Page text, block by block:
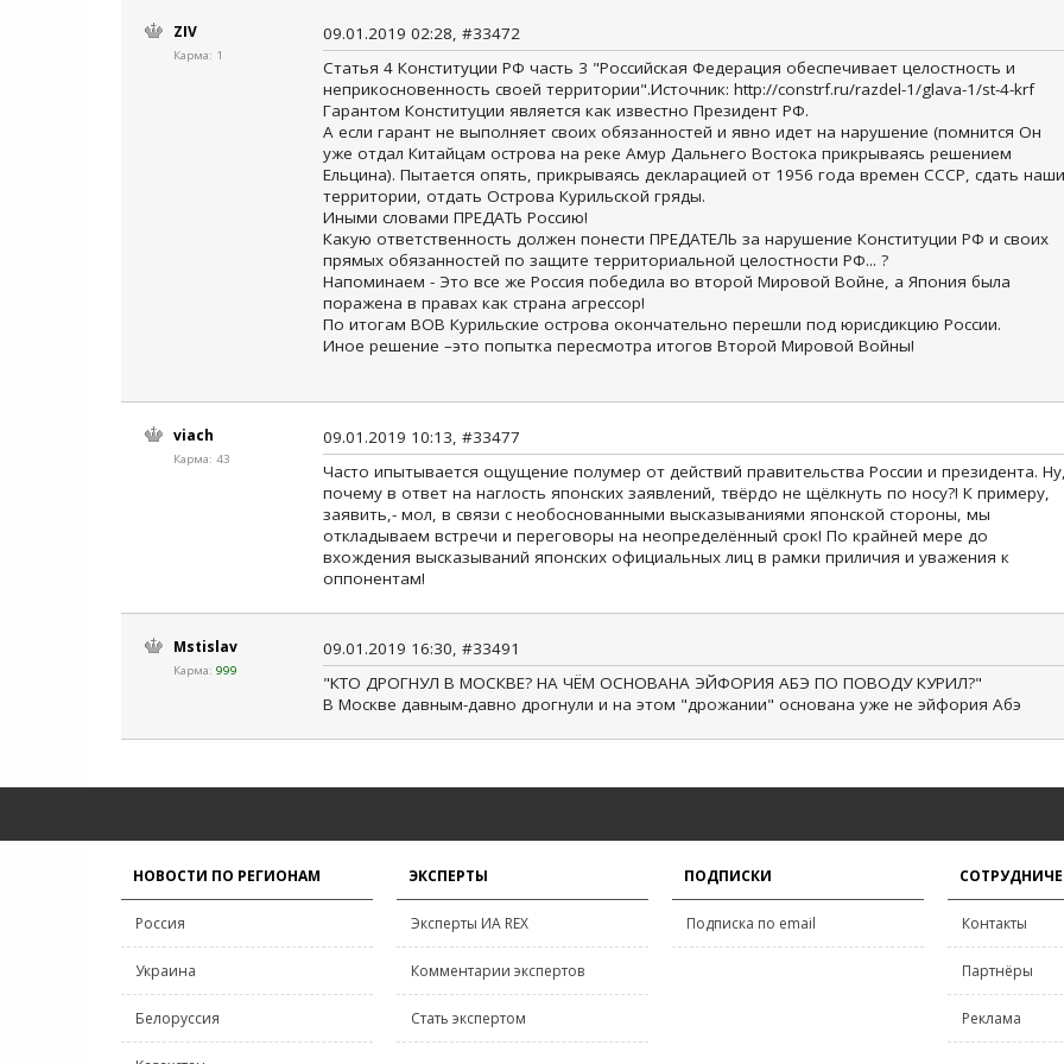
ZIV
Карма: 1
09.01.2019 02:28, #33472
Статья 4 Конституции РФ часть 3 "Российская Федерация обеспечивает целостность и
неприкосновенность своей территории".Источник: http://constrf.ru/razdel-1/glava-1/st-4-krf
Гарантом Конституции является как известно Президент РФ.
А если гарант не выполняет своих обязанностей и явно идет на нарушение (помнится Он
уже отдал Китайцам острова на реке Амур Дальнего Востока прикрываясь решением
Ельцина). Пытается опять, прикрываясь декларацией от 1956 года времен СССР, сдать наши
территории, отдать Острова Курильской гряды.
Иными словами ПРЕДАТЬ Россию!
Какую ответственность должен понести ПРЕДАТЕЛЬ за нарушение Конституции РФ и своих
прямых обязанностей по защите территориальной целостности РФ... ?
Напоминаем - Это все же Россия победила во второй Мировой Войне, а Япония была
поражена в правах как страна агрессор!
По итогам ВОВ Курильские острова окончательно перешли под юрисдикцию России.
Иное решение –это попытка пересмотра итогов Второй Мировой Войны!
viach
Карма: 43
09.01.2019 10:13, #33477
Часто ипытывается ощущение полумер от действий правительства России и президента.
почему в ответ на наглость японских заявлений, твёрдо не щёлкнуть по носу?! К примеру,
заявить,- мол, в связи с необоснованными высказываниями японской стороны, мы
откладываем встречи и переговоры на неопределённый срок! По крайней мере до
вхождения высказываний японских официальных лиц в рамки приличия и уважения к
оппонентам!
Mstislav
Карма: 999
09.01.2019 16:30, #33491
"КТО ДРОГНУЛ В МОСКВЕ? НА ЧЁМ ОСНОВАНА ЭЙФОРИЯ АБЭ ПО ПОВОДУ КУРИЛ?"
В Москве давным-давно дрогнули и на этом "дрожании" основана уже не эйфория Абэ
НОВОСТИ ПО РЕГИОНАМ
Россия
Украина
Белоруссия
ЭКСПЕРТЫ
Эксперты ИА REX
Комментарии экспертов
Стать экспертом
ПОДПИСКИ
Подписка по email Контакты
Партнёры
Реклама